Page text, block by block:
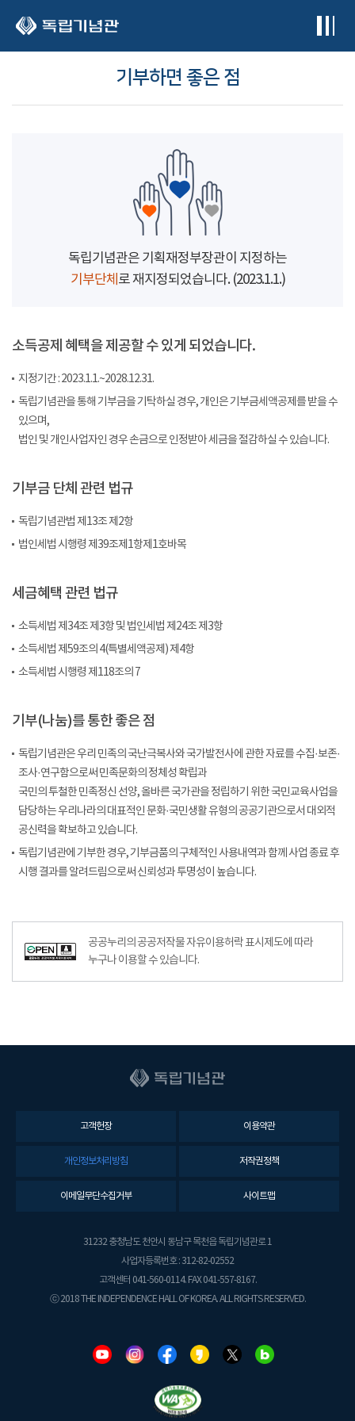
기부하면 좋은 점
독립기념관은 기획재정부장관이 지정하는
기부단체 로 재지정되었습니다. (2023.1.1.)
소득공제 혜택을 제공할 수 있게 되었습니다.
지정기간 : 2023.1.1.~2028.12.31.
독립기념관을 통해 기부금을 기탁하실 경우, 개인은 기부금세액공제를 받을 수
있으며,
법인 및 개인사업자인 경우 손금으로 인정받아 세금을 절감하실 수 있습니다.
기부금 단체 관련 법규
독립기념관법 제13조 제2항
법인세법 시행령 제39조제1항제1호바목
세금혜택 관련 법규
소득세법 제34조 제3항 및 법인세법 제24조 제3항
소득세법 제59조의 4(특별세액공제) 제4항
소득세법 시행령 제118조의 7
기부(나눔)를 통한 좋은 점
독립기념관은 우리 민족의 국난극복사와 국가발전사에 관한 자료를 수집·보존·
조사·연구함으로써 민족문화의 정체성 확립과
국민의 투철한 민족정신 선양, 올바른 국가관을 정립하기 위한 국민교육사업을
담당하는 우리나라의 대표적인 문화·국민생활 유형의 공공기관으로서 대외적
공신력을 확보하고 있습니다.
독립기념관에 기부한 경우, 기부금품의 구체적인 사용내역과 함께 사업 종료 후
시행 결과를 알려드림으로써 신뢰성과 투명성이 높습니다.
공공누리공공저작물자유이용허락–출처표시이미지
공공누리의 공공저작물 자유이용허락 표시제도에 따라
누구나 이용할 수 있습니다.
고객헌장 이용약관
개인정보처리방침 저작권정책
이메일무단수집거부 사이트맵
31232 충청남도 천안시 동남구 목천읍 독립기념관로 1
사업자등록번호 : 312-82-02552
고객센터 041-560-0114. FAX 041-557-8167.
ⓒ 2018 THE INDEPENDENCE HALL OF KOREA. ALL RIGHTS RESERVED.